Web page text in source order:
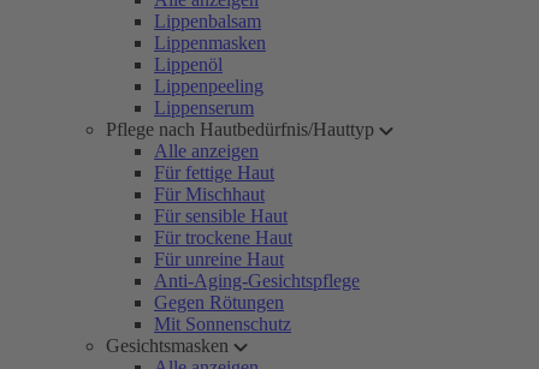
Lippenbalsam
Lippenmasken
Lippenöl
Lippenpeeling
Lippenserum
Pflege nach Hautbedürfnis/Hauttyp
Alle anzeigen
Für fettige Haut
Für Mischhaut
Für sensible Haut
Für trockene Haut
Für unreine Haut
Anti-Aging-Gesichtspflege
Gegen Rötungen
Mit Sonnenschutz
Gesichtsmasken